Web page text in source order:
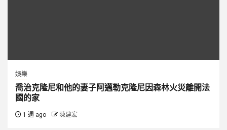
娛樂
喬治克隆尼和他的妻子阿邁勒克隆尼因森林火災離開法
國的家
1 週 ago 陳建宏